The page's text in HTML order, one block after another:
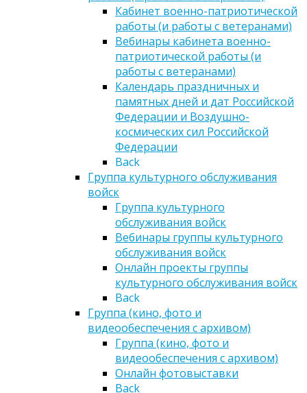
Кабинет военно-патриотической
работы (и работы с ветеранами)
Вебинары кабинета военно-
патриотической работы (и
работы с ветеранами)
Календарь праздничных и
памятных дней и дат Российской
Федерации и Воздушно-
космических сил Российской
Федерации
Back
Группа культурного обслуживания
войск
Группа культурного
обслуживания войск
Вебинары группы культурного
обслуживания войск
Онлайн проекты группы
культурного обслуживания войск
Back
Группа (кино, фото и
видеообеспечения с архивом)
Группа (кино, фото и
видеообеспечения с архивом)
Онлайн фотовыставки
Back